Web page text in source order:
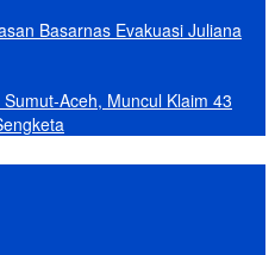
Basarnas Evakuasi Juliana
Aceh, Muncul Klaim 43